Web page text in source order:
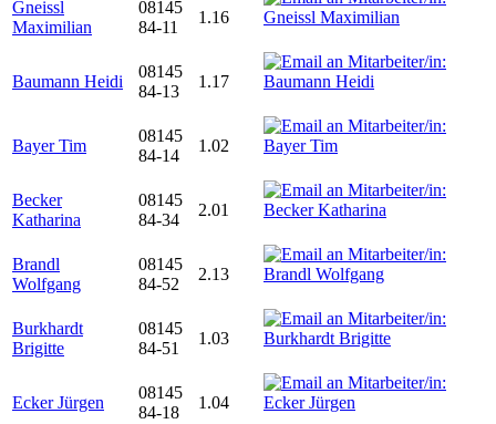
Gneissl
Maximilian
08145
84-11
1.16
Baumann Heidi
08145
84-13
1.17
Bayer Tim
08145
84-14
1.02
Becker
Katharina
08145
84-34
2.01
Brandl
Wolfgang
08145
84-52
2.13
Burkhardt
Brigitte
08145
84-51
1.03
Ecker Jürgen
08145
84-18
1.04